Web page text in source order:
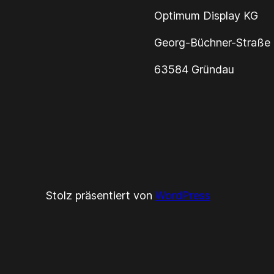
Optimum Display KG
Georg-Büchner-Straße
63584 Gründau
Stolz präsentiert vonWordPress